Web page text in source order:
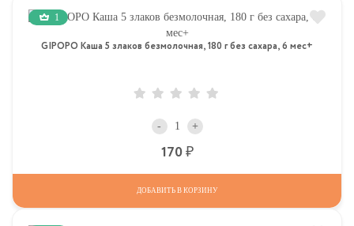
1
GIPOPO Каша 5 злаков безмолочная, 180 г без сахара, 6 мес+
- +
170
ДОБАВИТЬ В КОРЗИНУ